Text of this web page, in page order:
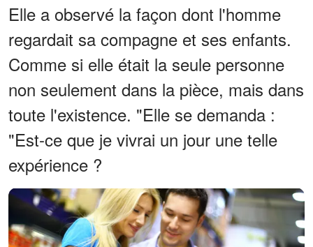
Elle a observé la façon dont l'homme
regardait sa compagne et ses enfants.
Comme si elle était la seule personne
non seulement dans la pièce, mais dans
toute l'existence. "Elle se demanda :
"Est-ce que je vivrai un jour une telle
expérience ?